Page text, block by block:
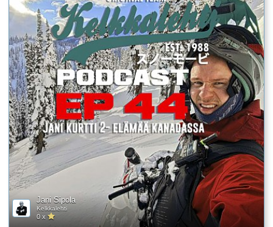
Jani Sipola
Kelkkalehti
0 x